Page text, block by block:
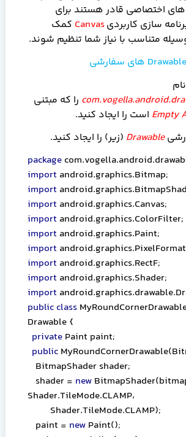
های اختصاصی قادر هستند برای
سازی کاربردیCanvas کمک
متناسب با نیاز شما تنظیم شوند.
Drawable های سفارشی
را که مبتنی
Empty است را ایجاد کنید.
Drawable (زیر) را ایجاد کنید.
package
import android.graphics.Bitmap;
import
import android.graphics.Canvas;
import android.graphics.ColorFilter;
import android.graphics.Paint;
import
import android.graphics.RectF;
import android.graphics.Shader;
import
public class
Drawable {
private Paint paint;
public
BitmapShader shader;
shader = new
Shader.TileMode.CLAMP،
Shader.TileMode.CLAMP);
paint = new Paint();